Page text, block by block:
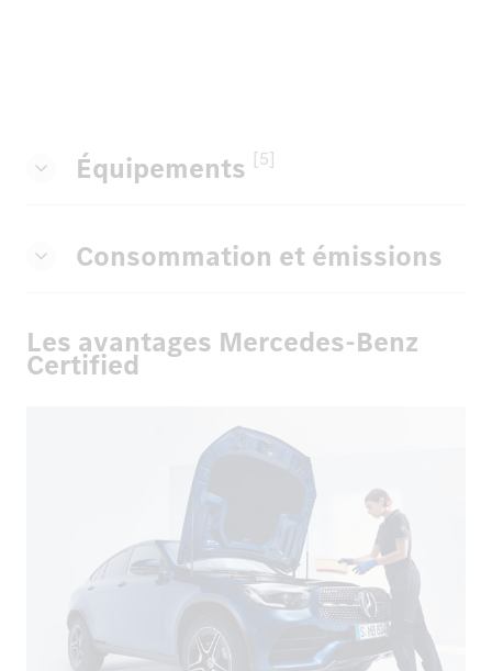
Équipements [5]
Consommation et émissions
Les avantages Mercedes-Benz
Certified